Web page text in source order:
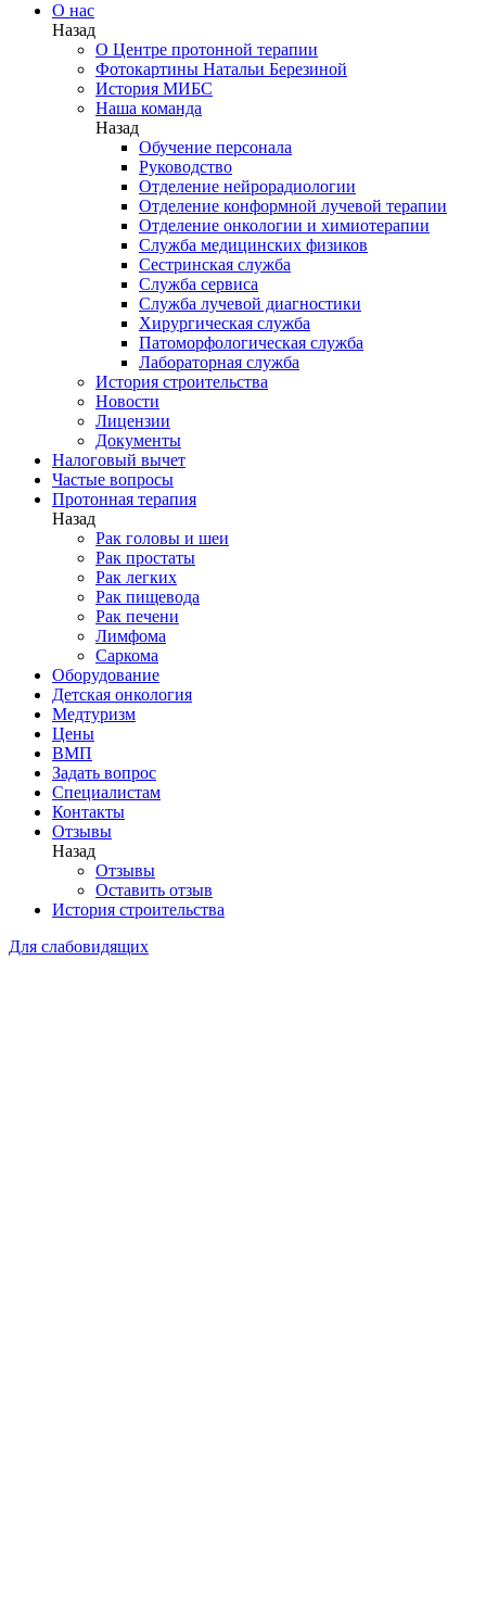
О нас
Назад
О Центре протонной терапии
Фотокартины Натальи Березиной
История МИБС
Наша команда
Назад
Обучение персонала
Руководство
Отделение нейрорадиологии
Отделение конформной лучевой терапии
Отделение онкологии и химиотерапии
Служба медицинских физиков
Сестринская служба
Служба сервиса
Служба лучевой диагностики
Хирургическая служба
Патоморфологическая служба
Лабораторная служба
История строительства
Новости
Лицензии
Документы
Налоговый вычет
Частые вопросы
Протонная терапия
Назад
Рак головы и шеи
Рак простаты
Рак легких
Рак пищевода
Рак печени
Лимфома
Саркома
Оборудование
Детская онкология
Медтуризм
Цены
ВМП
Задать вопрос
Специалистам
Контакты
Отзывы
Назад
Отзывы
Оставить отзыв
История строительства
Для слабовидящих